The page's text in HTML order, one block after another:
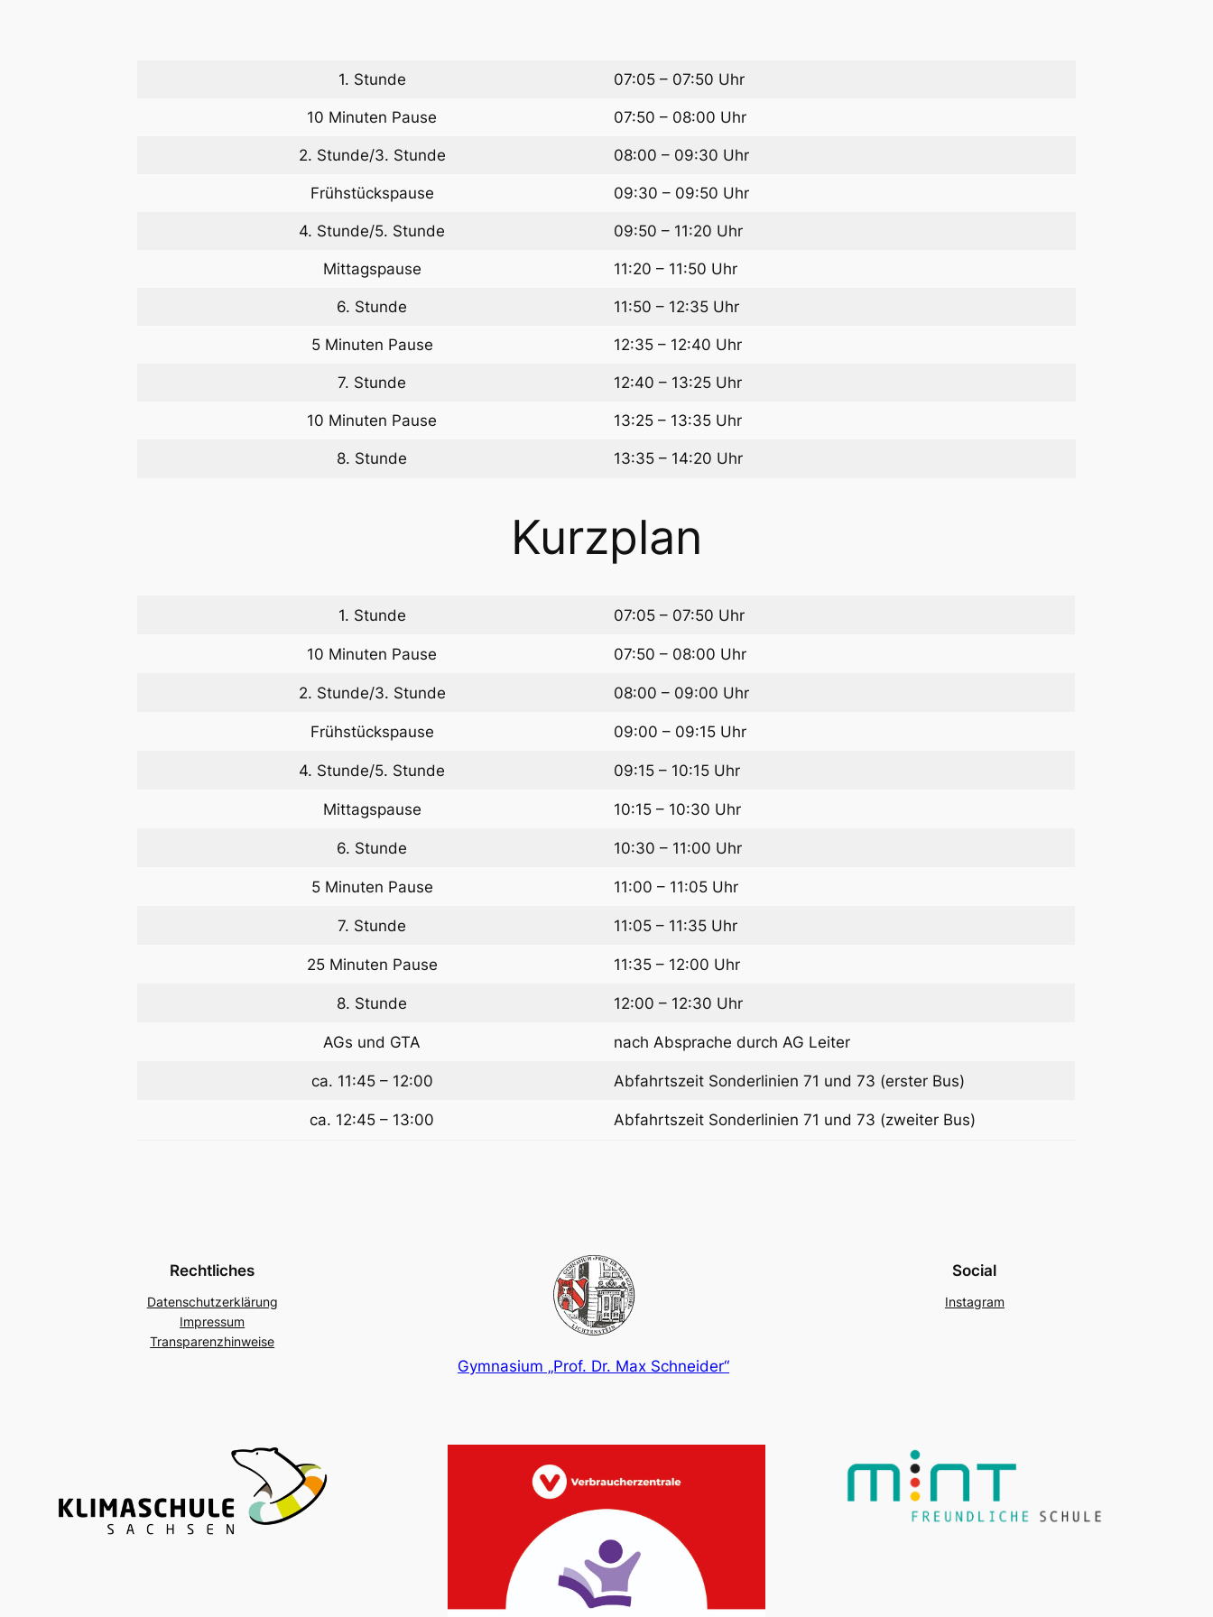
1. Stunde 07:05 – 07:50 Uhr
10 Minuten Pause 07:50 – 08:00 Uhr
2. Stunde/3. Stunde 08:00 – 09:30 Uhr
Frühstückspause 09:30 – 09:50 Uhr
4. Stunde/5. Stunde 09:50 – 11:20 Uhr
Mittagspause 11:20 – 11:50 Uhr
6. Stunde 11:50 – 12:35 Uhr
5 Minuten Pause 12:35 – 12:40 Uhr
7. Stunde 12:40 – 13:25 Uhr
10 Minuten Pause 13:25 – 13:35 Uhr
8. Stunde 13:35 – 14:20 Uhr
Kurzplan
1. Stunde 07:05 – 07:50 Uhr
10 Minuten Pause 07:50 – 08:00 Uhr
2. Stunde/3. Stunde 08:00 – 09:00 Uhr
Frühstückspause 09:00 – 09:15 Uhr
4. Stunde/5. Stunde 09:15 – 10:15 Uhr
Mittagspause 10:15 – 10:30 Uhr
6. Stunde 10:30 – 11:00 Uhr
5 Minuten Pause 11:00 – 11:05 Uhr
7. Stunde 11:05 – 11:35 Uhr
25 Minuten Pause 11:35 – 12:00 Uhr
8. Stunde 12:00 – 12:30 Uhr
AGs und GTA nach Absprache durch AG Leiter
ca. 11:45 – 12:00 Abfahrtszeit Sonderlinien 71 und 73 (erster Bus)
ca. 12:45 – 13:00 Abfahrtszeit Sonderlinien 71 und 73 (zweiter Bus)
Rechtliches
Datenschutzerklärung
Impressum
Transparenzhinweise
Gymnasium „Prof. Dr. Max Schneider“
Social
Instagram